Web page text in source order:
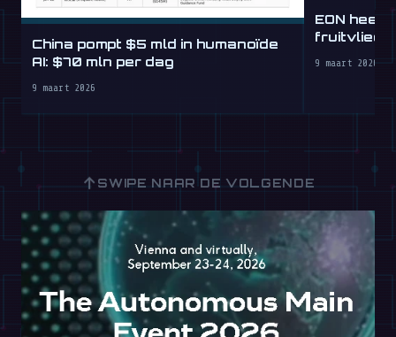
China pompt $5 mld in humanoïde
AI: $70 mln per dag
9 maart 2026
EON
fruitvlieg
9 maart 2026
↑ SWIPE NAAR DE VOLGENDE